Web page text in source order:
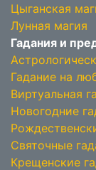
Цыганская
Лунная магия
Гадания и
Гадание на
Виртуальная
Новогодние
Святочные
Крещенские